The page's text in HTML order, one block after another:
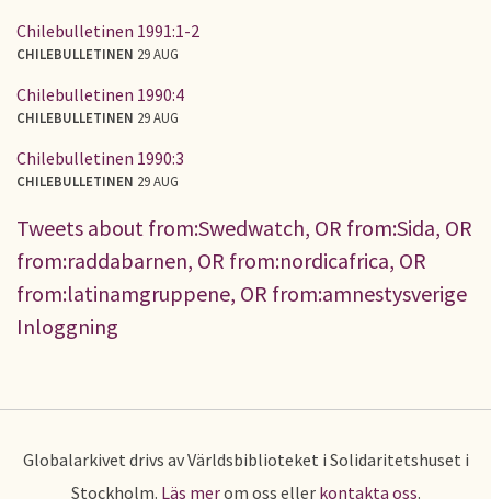
Chilebulletinen 1991:1-2
CHILEBULLETINEN 29 AUG
Chilebulletinen 1990:4
CHILEBULLETINEN 29 AUG
Chilebulletinen 1990:3
CHILEBULLETINEN 29 AUG
Tweets about from:Swedwatch, OR from:Sida, OR
from:raddabarnen, OR from:nordicafrica, OR
from:latinamgruppene, OR from:amnestysverige
Inloggning
Globalarkivet drivs av Världsbiblioteket i Solidaritetshuset i
Stockholm. Läs merom oss eller kontakta oss.